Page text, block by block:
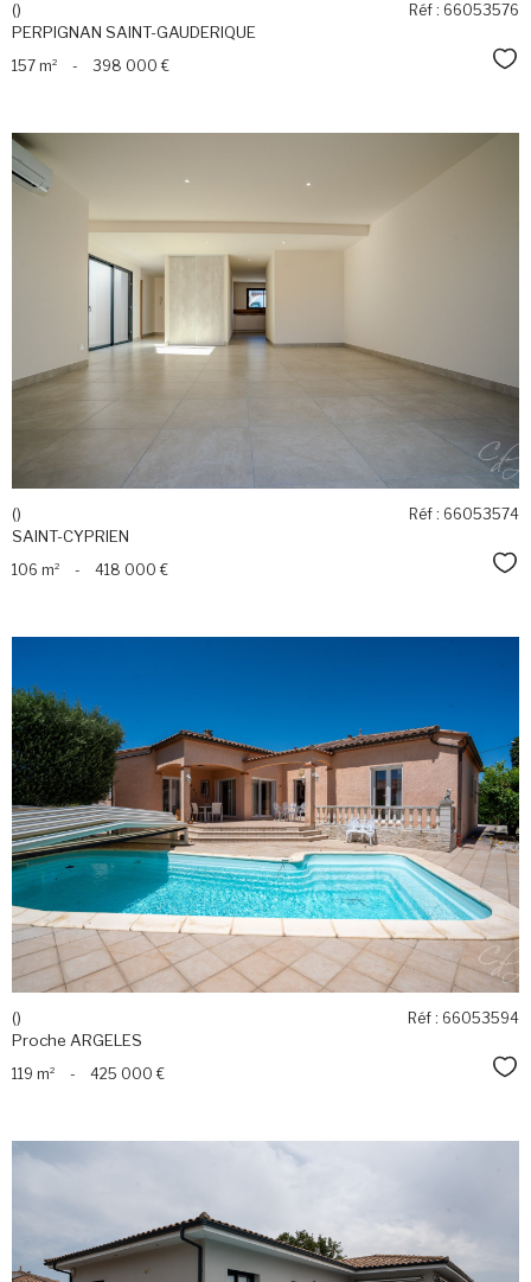
()
PERPIGNAN SAINT-GAUDERIQUE
Réf : 66053576
157 m² - 398 000 €
voir le
bien
()
SAINT-CYPRIEN
Réf : 66053574
106 m² - 418 000 €
voir le
bien
()
Proche ARGELES
Réf : 66053594
119 m² - 425 000 €